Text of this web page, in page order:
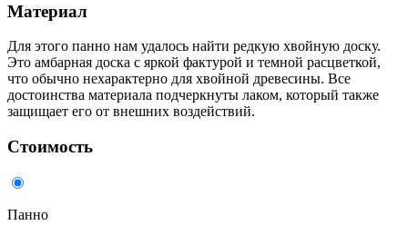
Материал
Для этого панно нам удалось найти редкую хвойную доску.
Это амбарная доска с яркой фактурой и темной расцветкой,
что обычно нехарактерно для хвойной древесины. Все
достоинства материала подчеркнуты лаком, который также
защищает его от внешних воздействий.
Стоимость
Панно